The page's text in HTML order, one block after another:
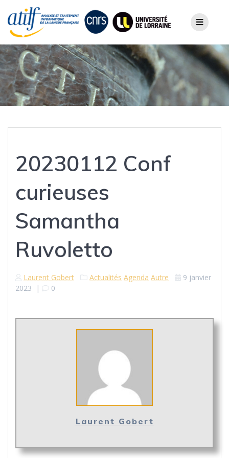
content
20230112 Conf
curieuses
Samantha
Ruvoletto
Laurent Gobert Actualités Agenda Autre
9 janvier
2023 | 0
Laurent Gobert